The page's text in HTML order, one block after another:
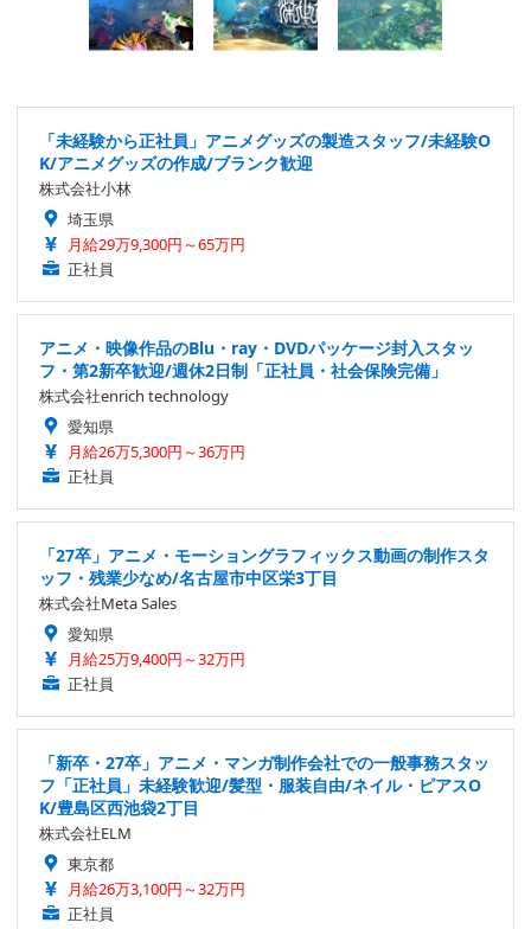
「未経験から正社員」アニメグッズの製造スタッフ/未経験O
K/アニメグッズの作成/ブランク歓迎
株式会社小林
埼玉県
月給29万9,300円～65万円
正社員
アニメ・映像作品のBlu・ray・DVDパッケージ封入スタッ
フ・第2新卒歓迎/週休2日制「正社員・社会保険完備」
株式会社enrich technology
愛知県
月給26万5,300円～36万円
正社員
「27卒」アニメ・モーショングラフィックス動画の制作スタ
ッフ・残業少なめ/名古屋市中区栄3丁目
株式会社Meta Sales
愛知県
月給25万9,400円～32万円
正社員
「新卒・27卒」アニメ・マンガ制作会社での一般事務スタッ
フ「正社員」未経験歓迎/髪型・服装自由/ネイル・ピアスO
K/豊島区西池袋2丁目
株式会社ELM
東京都
月給26万3,100円～32万円
正社員